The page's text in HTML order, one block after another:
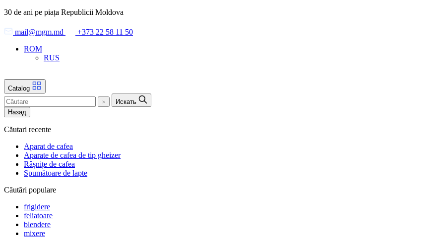
Skip
the
content
30 de ani pe piața Republicii Moldova
mail@mgm.md
+373 22 58 11 50
ROM
RUS
Catalog
Искать
Назад
Căutari recente
Aparat de cafea
Aparate de cafea de tip gheizer
Râșnițe de cafea
Spumătoare de lapte
Căutări populare
frigidere
feliatoare
blendere
mixere